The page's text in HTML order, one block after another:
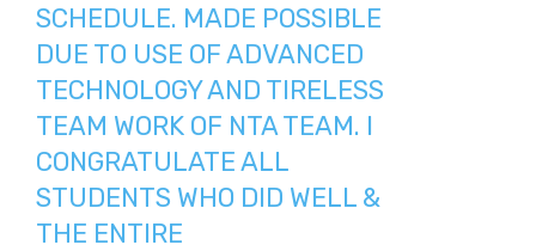
SCHEDULE. MADE POSSIBLE
DUE TO USE OF ADVANCED
TECHNOLOGY AND TIRELESS
TEAM WORK OF NTA TEAM. I
CONGRATULATE ALL
STUDENTS WHO DID WELL &
THE ENTIRE